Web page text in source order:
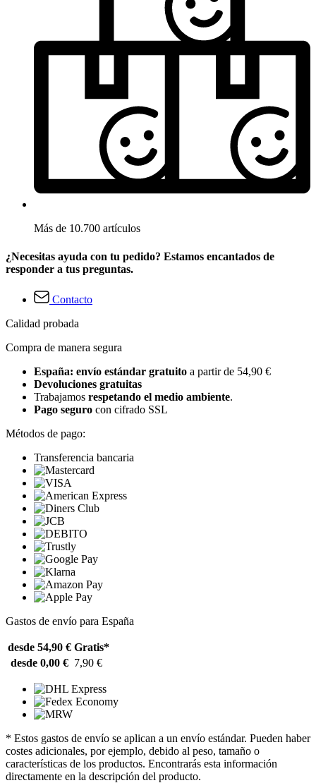
Más de 10.700 artículos
¿Necesitas ayuda con tu pedido? Estamos encantados de
responder a tus preguntas.
Contacto
Calidad probada
Compra de manera segura
España: envío estándar gratuito a partir de 54,90 €
Devoluciones gratuitas
Trabajamos respetando el medio ambiente.
Pago seguro con cifrado SSL
Métodos de pago:
Transferencia bancaria
Gastos de envío para España
desde 54,90 € Gratis*
desde 0,00 € 7,90 €
* Estos gastos de envío se aplican a un envío estándar. Pueden haber
costes adicionales, por ejemplo, debido al peso, tamaño o
características de los productos. Encontrarás esta información
directamente en la descripción del producto.